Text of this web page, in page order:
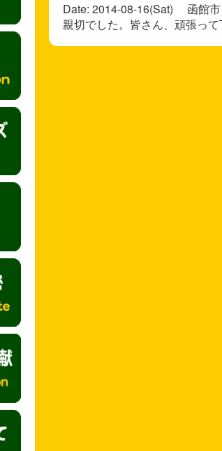
Date: 2014-08-16(Sat) 函館市
親切でした。皆さん、頑張って